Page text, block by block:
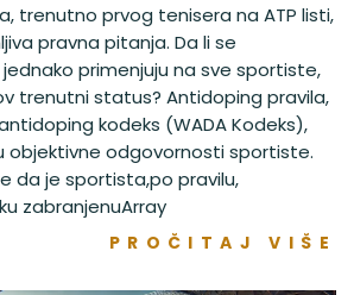
trenutno prvog tenisera na ATP listi,
pravna pitanja. Da li se
primenjuju na sve sportiste,
trenutni status? Antidoping pravila,
kodeks (WADA Kodeks),
objektivne odgovornosti sportiste.
da je sportista,po pravilu,
zabranjenuArray
PROČITAJ VIŠE